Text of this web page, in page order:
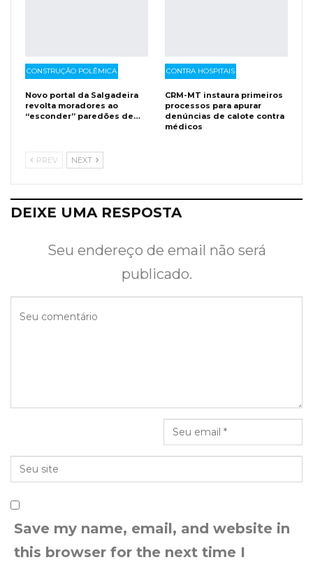
CONSTRUÇÃO POLÊMICA
Novo portal da Salgadeira
revolta moradores ao
“esconder” paredões de…
CONTRA HOSPITAIS
CRM-MT instaura primeiros
processos para apurar
denúncias de calote contra
médicos
PREV NEXT
DEIXE UMA RESPOSTA
Seu endereço de email não será
publicado.
Save my name, email, and website in
this browser for the next time I